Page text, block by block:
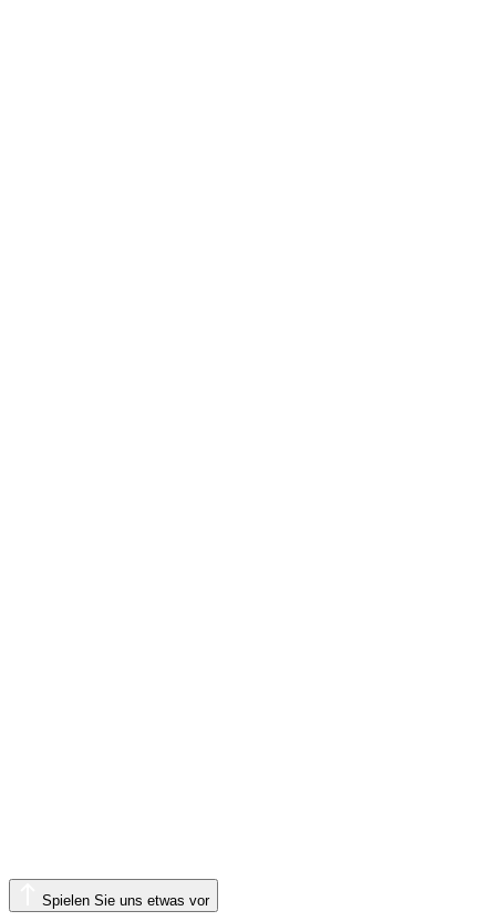
Spielen Sie uns etwas vor